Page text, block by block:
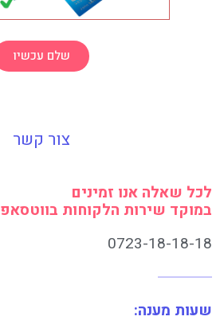
שלם עכשיו
צור קשר
לכל שאלה אנו זמינים
במוקד שירות הלקוחות בווטסאפ
0723-18-18-18
שעות מענה: